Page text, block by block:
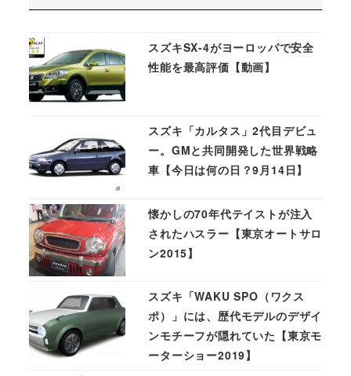
スズキSX-4がヨーロッパで安全
性能を最高評価【動画】
スズキ「カルタス」2代目デビュ
ー。GMと共同開発した世界戦略
車【今日は何の日？9月14日】
懐かしの70年代テイストが注入
されたハスラー【東京オートサロ
ン2015】
スズキ「WAKU SPO（ワクス
ポ）」には、歴代モデルのデザイ
ンモチーフが隠れていた【東京モ
ーターショー2019】